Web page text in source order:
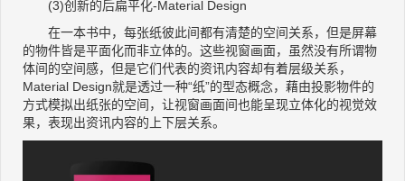
(3)创新的后扁平化-Material Design
在一本书中，每张纸彼此间都有清楚的空间关系，但是屏幕
的物件皆是平面化而非立体的。这些视窗画面，虽然没有所谓物
体间的空间感，但是它们代表的资讯内容却有着层级关系，
Material Design就是透过一种“纸”的型态概念，藉由投影物件的
方式模拟出纸张的空间，让视窗画面间也能呈现立体化的视觉效
果，表现出资讯内容的上下层关系。